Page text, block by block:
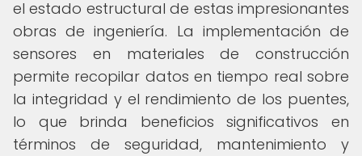
el estado estructural de estas impresionantes
obras de ingeniería. La implementación de
sensores en materiales de construcción
permite recopilar datos en tiempo real sobre
la integridad y el rendimiento de los puentes,
lo que brinda beneficios significativos en
términos de seguridad, mantenimiento y